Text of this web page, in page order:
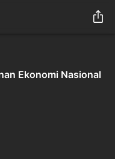
Ekonomi Nasional